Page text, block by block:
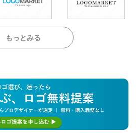
もっとみる